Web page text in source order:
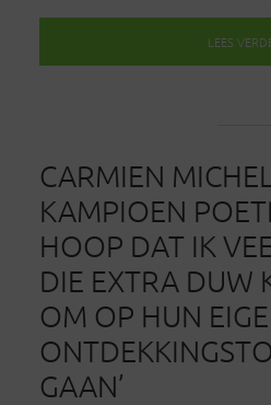
LEES
CARMIEN
KAMPIOEN
HOOP DAT IK
DIE EXTRA DUW
OM OP HUN
GAAN’